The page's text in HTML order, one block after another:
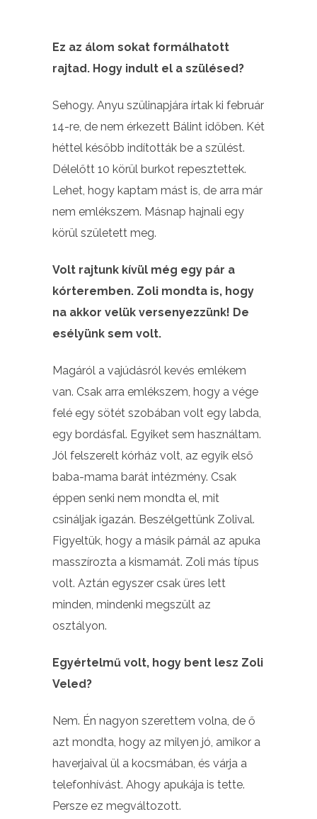
Ez az álom sokat formálhatott
rajtad. Hogy indult el a szülésed?
Sehogy. Anyu szülinapjára írtak ki február
14-re, de nem érkezett Bálint időben. Két
héttel később indították be a szülést.
Délelőtt 10 körül burkot repesztettek.
Lehet, hogy kaptam mást is, de arra már
nem emlékszem. Másnap hajnali egy
körül született meg.
Volt rajtunk kívül még egy pár a
kórteremben. Zoli mondta is, hogy
na akkor velük versenyezzünk! De
esélyünk sem volt.
Magáról a vajúdásról kevés emlékem
van. Csak arra emlékszem, hogy a vége
felé egy sötét szobában volt egy labda,
egy bordásfal. Egyiket sem használtam.
Jól felszerelt kórház volt, az egyik első
baba-mama barát intézmény. Csak
éppen senki nem mondta el, mit
csináljak igazán. Beszélgettünk Zolival.
Figyeltük, hogy a másik párnál az apuka
masszírozta a kismamát. Zoli más típus
volt. Aztán egyszer csak üres lett
minden, mindenki megszült az
osztályon.
Egyértelmű volt, hogy bent lesz Zoli
Veled?
Nem. Én nagyon szerettem volna, de ő
azt mondta, hogy az milyen jó, amikor a
haverjaival ül a kocsmában, és várja a
telefonhívást. Ahogy apukája is tette.
Persze ez megváltozott.